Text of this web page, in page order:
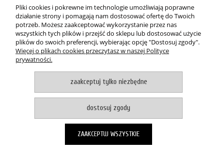
MIRAN
ul. Łódzka 153
90-054 Ksawerów, Polska
miran@miran.info.pl
786 895 179
POMOC
MOJE KONTO
PŁATNOŚCI I DOSTAWA
O NAS
Pliki cookies i pokrewne im technologie umożliwiają poprawne
działanie strony i pomagają nam dostosować ofertę do Twoich
potrzeb. Możesz zaakceptować wykorzystanie przez nas
wszystkich tych plików i przejść do sklepu lub dostosować użycie
plików do swoich preferencji, wybierając opcję "Dostosuj zgody".
Więcej o plikach cookies przeczytasz w naszej Polityce
prywatności.
zaakceptuj tylko niezbędne
dostosuj zgody
ZAAKCEPTUJ WSZYSTKIE